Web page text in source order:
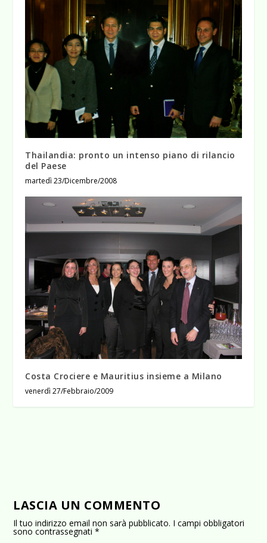
Thailandia: pronto un intenso piano di rilancio
del Paese
martedì 23/Dicembre/2008
Costa Crociere e Mauritius insieme a Milano
venerdì 27/Febbraio/2009
LASCIA UN COMMENTO
Il tuo indirizzo email non sarà pubblicato. I campi obbligatori
sono contrassegnati*